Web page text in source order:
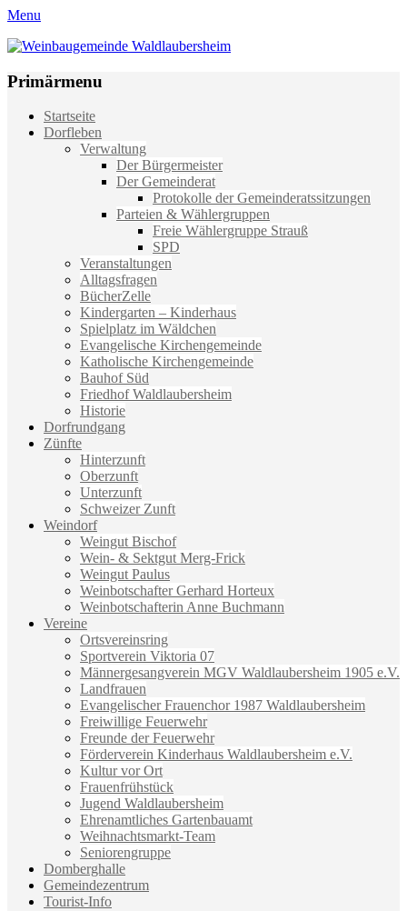
Menu
Weinbaugemeinde Waldlaubersheim
Primärmenu
Weiter
zum
Startseite
Dorfleben
Verwaltung
Der Bürgermeister
Der Gemeinderat
Protokolle der Gemeinderatssitzungen
Parteien & Wählergruppen
Freie Wählergruppe Strauß
SPD
Veranstaltungen
Alltagsfragen
BücherZelle
Kindergarten – Kinderhaus
Spielplatz im Wäldchen
Evangelische Kirchengemeinde
Katholische Kirchengemeinde
Bauhof Süd
Friedhof Waldlaubersheim
Historie
Dorfrundgang
Zünfte
Hinterzunft
Oberzunft
Unterzunft
Schweizer Zunft
Weindorf
Weingut Bischof
Wein- & Sektgut Merg-Frick
Weingut Paulus
Weinbotschafter Gerhard Horteux
Weinbotschafterin Anne Buchmann
Vereine
Ortsvereinsring
Sportverein Viktoria 07
Männergesangverein MGV Waldlaubersheim 1905 e.V.
Landfrauen
Evangelischer Frauenchor 1987 Waldlaubersheim
Freiwillige Feuerwehr
Freunde der Feuerwehr
Förderverein Kinderhaus Waldlaubersheim e.V.
Kultur vor Ort
Frauenfrühstück
Jugend Waldlaubersheim
Ehrenamtliches Gartenbauamt
Weihnachtsmarkt-Team
Seniorengruppe
Domberghalle
Gemeindezentrum
Tourist-Info